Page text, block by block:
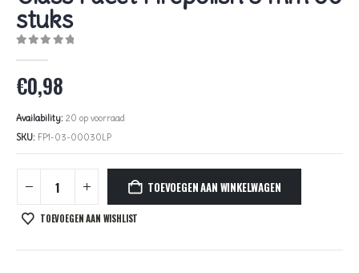
stuks
€0,98
Availability: 20 op voorraad
SKU: FP1-03-00030LP
TOEVOEGEN AAN WINKELWAGEN
TOEVOEGEN AAN WISHLIST